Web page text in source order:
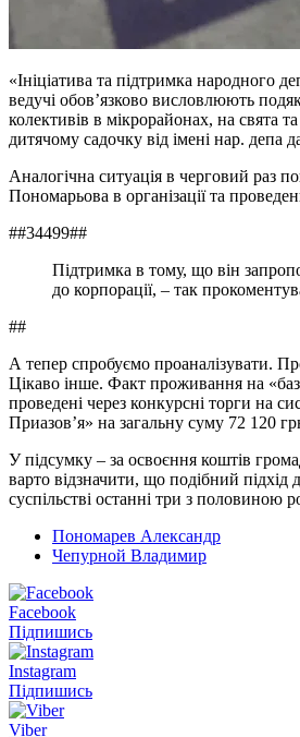
«Ініціатива та підтримка народного
ведучі обов’язково висловлюють
колективів в мікрорайонах, на свята
дитячому садочку від імені нар. депа
Аналогічна ситуація в черговий раз
Пономарьова в організації та
##34499##
Підтримка в тому, що він
до корпорації, – так
##
А тепер спробуємо проаналізувати.
Цікаво інше. Факт проживання на
проведені через конкурсні торги на
Приазов’я» на загальну суму 72 120
У підсумку – за освоєння коштів
варто відзначити, що подібний
суспільстві останні три з половиною
Пономарев Александр
Чепурной Владимир
Facebook
Підпишись
Instagram
Підпишись
Viber